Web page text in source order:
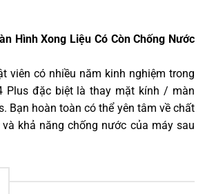
Hình Xong Liệu Có Còn Chống Nước
viên có nhiều năm kinh nghiệm trong
Plus đặc biệt là thay mặt kính / màn
Bạn hoàn toàn có thể yên tâm về chất
khả năng chống nước của máy sau